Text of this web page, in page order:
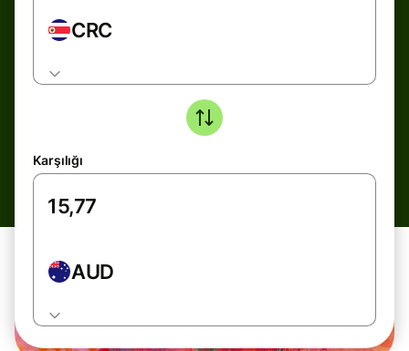
CRC
Karşılığı
AUD